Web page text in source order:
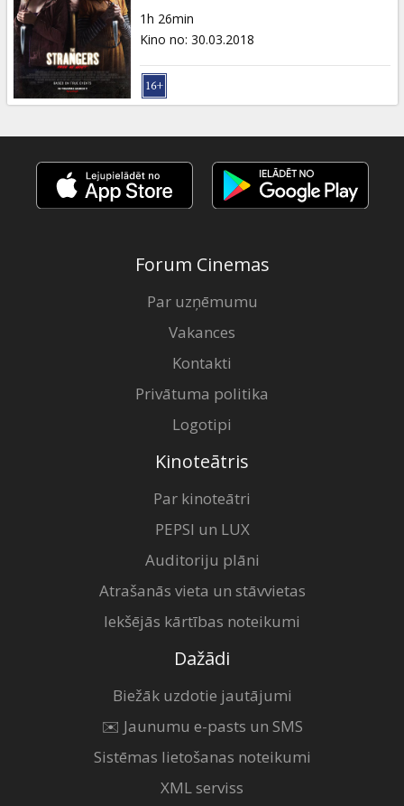
1h 26min
Kino no: 30.03.2018
Forum Cinemas
Par uzņēmumu
Vakances
Kontakti
Privātuma politika
Logotipi
Kinoteātris
Par kinoteātri
PEPSI un LUX
Auditoriju plāni
Atrašanās vieta un stāvvietas
Iekšējās kārtības noteikumi
Dažādi
Biežāk uzdotie jautājumi
✉️ Jaunumu e-pasts un SMS
Sistēmas lietošanas noteikumi
XML serviss